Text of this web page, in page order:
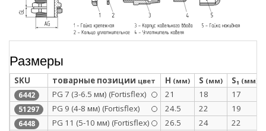
Размеры
SKU товарные позиции цвет H (мм) S (мм) S₁ (мм)
6442 PG 7 (3-6.5 мм) (Fortisflex) 21 18 17
51297 PG 9 (4-8 мм) (Fortisflex) 24.5 22 19
6448 PG 11 (5-10 мм) (Fortisflex) 26.5 24 22